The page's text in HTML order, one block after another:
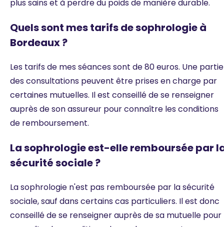
plus sains et à perdre du poids de manière durable.
Quels sont mes tarifs de sophrologie à
Bordeaux ?
Les tarifs de mes séances sont de 80 euros. Une partie
des consultations peuvent être prises en charge par
certaines mutuelles. Il est conseillé de se renseigner
auprès de son assureur pour connaître les conditions
de remboursement.
La sophrologie est-elle remboursée par
sécurité sociale ?
La sophrologie n'est pas remboursée par la sécurité
sociale, sauf dans certains cas particuliers. Il est donc
conseillé de se renseigner auprès de sa mutuelle pour